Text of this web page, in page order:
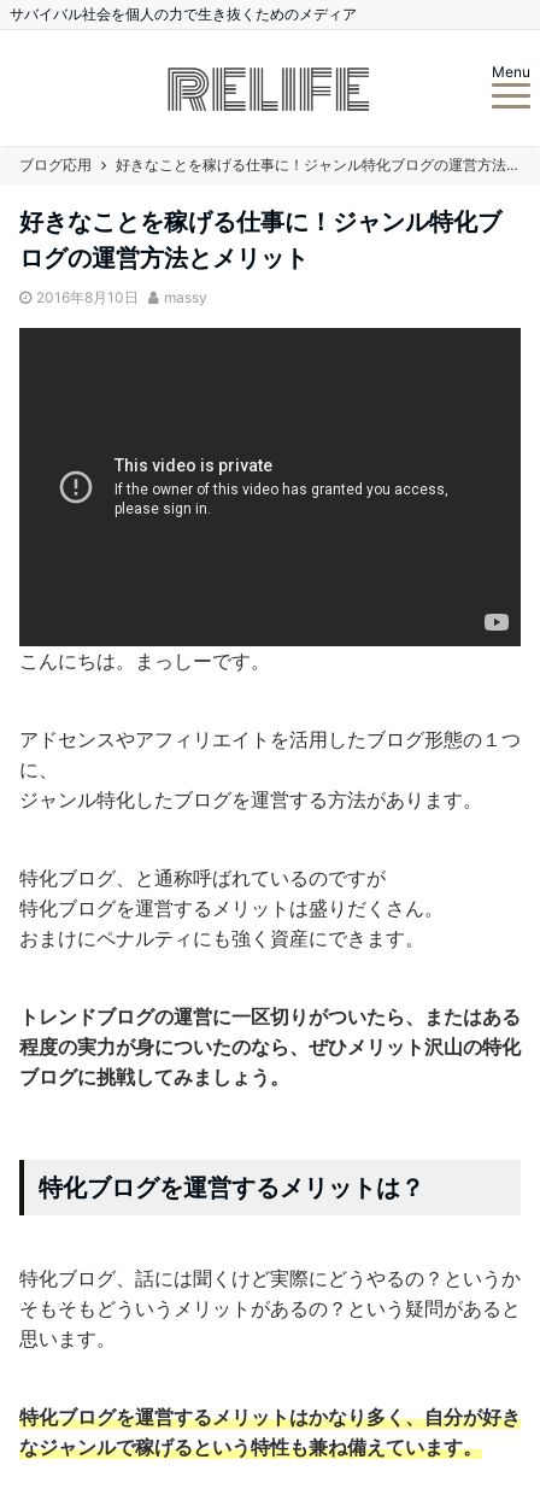
サバイバル社会を個人の力で生き抜くためのメディア
Menu
ブログ応用 好きなことを稼げる仕事に！ジャンル特化ブログの運営方法とメリット
好きなことを稼げる仕事に！ジャンル特化ブ
ログの運営方法とメリット
2016年8月10日 massy
こんにちは。まっしーです。
アドセンスやアフィリエイトを活用したブログ形態の１つ
に、
ジャンル特化したブログを運営する方法があります。
特化ブログ、と通称呼ばれているのですが
特化ブログを運営するメリットは盛りだくさん。
おまけにペナルティにも強く資産にできます。
トレンドブログの運営に一区切りがついたら、またはある
程度の実力が身についたのなら、ぜひメリット沢山の特化
ブログに挑戦してみましょう。
特化ブログを運営するメリットは？
特化ブログ、話には聞くけど実際にどうやるの？というか
そもそもどういうメリットがあるの？という疑問があると
思います。
特化ブログを運営するメリットはかなり多く、自分が好き
なジャンルで稼げるという特性も兼ね備えています。